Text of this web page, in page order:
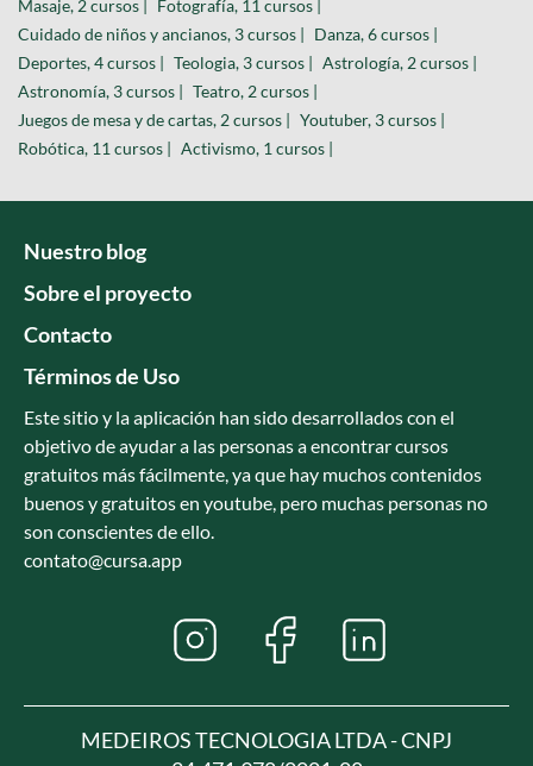
Masaje, 2 cursos | Fotografía, 11 cursos |
Cuidado de niños y ancianos, 3 cursos | Danza, 6 cursos |
Deportes, 4 cursos | Teologia, 3 cursos | Astrología, 2 cursos |
Astronomía, 3 cursos | Teatro, 2 cursos |
Juegos de mesa y de cartas, 2 cursos | Youtuber, 3 cursos |
Robótica, 11 cursos | Activismo, 1 cursos |
Nuestro blog
Sobre el proyecto
Contacto
Términos de Uso
Este sitio y la aplicación han sido desarrollados con el
objetivo de ayudar a las personas a encontrar cursos
gratuitos más fácilmente, ya que hay muchos contenidos
buenos y gratuitos en youtube, pero muchas personas no
son conscientes de ello.
contato@cursa.app
MEDEIROS TECNOLOGIA LTDA - CNPJ